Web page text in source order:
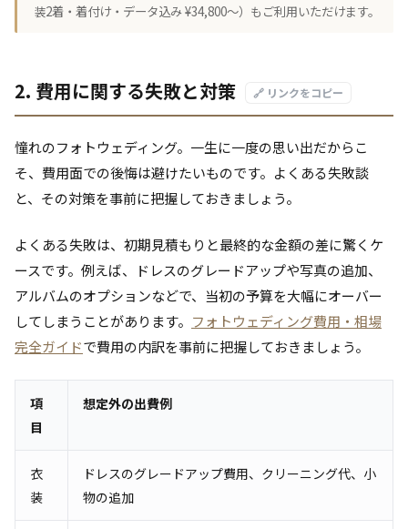
装2着・着付け・データ込み ¥34,800〜）もご利用いただけます。
2. 費用に関する失敗と対策 🔗 リンクをコピー
憧れのフォトウェディング。一生に一度の思い出だからこ
そ、費用面での後悔は避けたいものです。よくある失敗談
と、その対策を事前に把握しておきましょう。
よくある失敗は、初期見積もりと最終的な金額の差に驚くケ
ースです。例えば、ドレスのグレードアップや写真の追加、
アルバムのオプションなどで、当初の予算を大幅にオーバー
してしまうことがあります。 フォトウェディング費用・相場
完全ガイドで費用の内訳を事前に把握しておきましょう。
項
目
想定外の出費例
衣
装
ドレスのグレードアップ費用、クリーニング代、小
物の追加